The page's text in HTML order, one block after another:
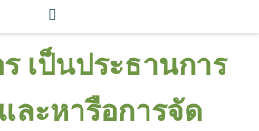
เป็นประธานการ
ละหารือการจัด